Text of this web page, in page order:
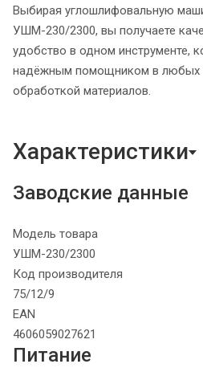
Выбирая углошлифовальную
УШМ-230/2300, вы получаете
удобство в одном инструменте,
надёжным помощником в любых
обработкой материалов.
Характеристики
Заводские данные
Модель товара
УШМ-230/2300
Код производителя
75/12/9
EAN
4606059027621
Питание